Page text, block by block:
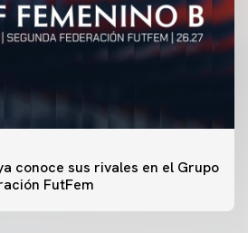
conoce sus rivales en el Grupo
FutFem
VALENCIA CF 7/8/2026